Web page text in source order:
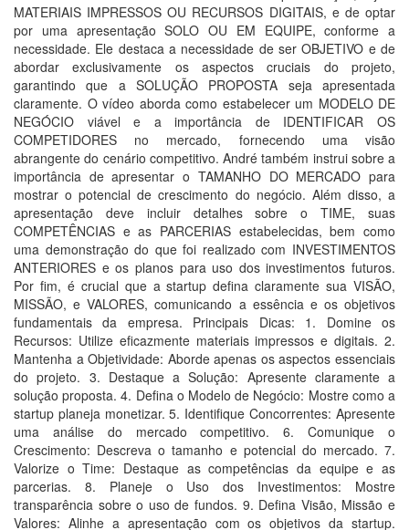
MATERIAIS IMPRESSOS OU RECURSOS DIGITAIS, e de optar
por uma apresentação SOLO OU EM EQUIPE, conforme a
necessidade. Ele destaca a necessidade de ser OBJETIVO e de
abordar exclusivamente os aspectos cruciais do projeto,
garantindo que a SOLUÇÃO PROPOSTA seja apresentada
claramente. O vídeo aborda como estabelecer um MODELO DE
NEGÓCIO viável e a importância de IDENTIFICAR OS
COMPETIDORES no mercado, fornecendo uma visão
abrangente do cenário competitivo. André também instrui sobre a
importância de apresentar o TAMANHO DO MERCADO para
mostrar o potencial de crescimento do negócio. Além disso, a
apresentação deve incluir detalhes sobre o TIME, suas
COMPETÊNCIAS e as PARCERIAS estabelecidas, bem como
uma demonstração do que foi realizado com INVESTIMENTOS
ANTERIORES e os planos para uso dos investimentos futuros.
Por fim, é crucial que a startup defina claramente sua VISÃO,
MISSÃO, e VALORES, comunicando a essência e os objetivos
fundamentais da empresa. Principais Dicas: 1. Domine os
Recursos: Utilize eficazmente materiais impressos e digitais. 2.
Mantenha a Objetividade: Aborde apenas os aspectos essenciais
do projeto. 3. Destaque a Solução: Apresente claramente a
solução proposta. 4. Defina o Modelo de Negócio: Mostre como a
startup planeja monetizar. 5. Identifique Concorrentes: Apresente
uma análise do mercado competitivo. 6. Comunique o
Crescimento: Descreva o tamanho e potencial do mercado. 7.
Valorize o Time: Destaque as competências da equipe e as
parcerias. 8. Planeje o Uso dos Investimentos: Mostre
transparência sobre o uso de fundos. 9. Defina Visão, Missão e
Valores: Alinhe a apresentação com os objetivos da startup.